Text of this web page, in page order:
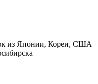
из Японии, Кореи, США